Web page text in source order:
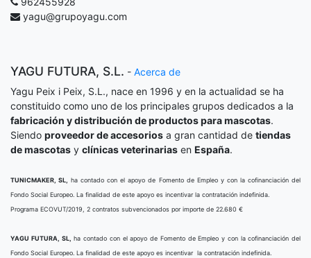
yagu@grupoyagu.com
YAGU FUTURA, S.L. - Acerca de
Yagu Peix i Peix, S.L., nace en 1996 y en la actualidad se ha
constituido como uno de los principales grupos dedicados a la
fabricación y distribución de productos para mascotas.
Siendo proveedor de accesorios a gran cantidad de tiendas
de mascotas y clínicas veterinarias en España.
TUNICMAKER, SL,
ha contado con el apoyo de Fomento de Empleo y con la cofinanciación del
Fondo Social Europeo. La finalidad de este apoyo es incentivar la contratación indefinida.
Programa ECOVUT/2019, 2 contratos subvencionados por importe de 22.680 €
YAGU FUTURA, SL,
ha contado con el apoyo de Fomento de Empleo y con la cofinanciación del
Fondo Social Europeo. La finalidad de este apoyo es incentivar la contratación indefinida.